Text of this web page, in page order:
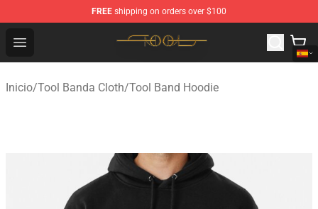
FREE shipping on orders over $100
Open menu
Tool Store - Official Tool Merchandise Shop
Inicio/Tool Banda Cloth/Tool Band Hoodie